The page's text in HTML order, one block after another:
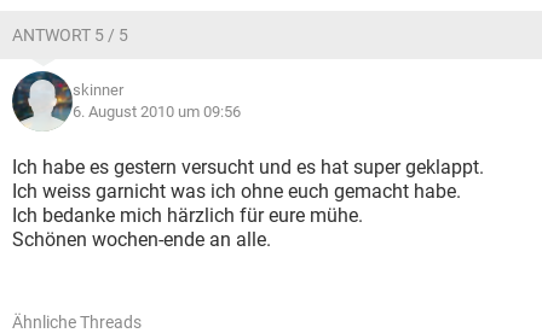
ANTWORT 5 / 5
skinner
6. August 2010 um 09:56
Ich habe es gestern versucht und es hat super geklappt.
Ich weiss garnicht was ich ohne euch gemacht habe.
Ich bedanke mich härzlich für eure mühe.
Schönen wochen-ende an alle.
Ähnliche Threads